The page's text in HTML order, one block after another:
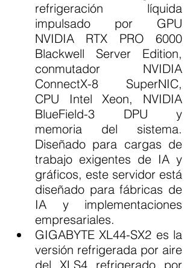
refrigeración líquida
impulsado por GPU
NVIDIA RTX PRO 6000
Blackwell Server Edition,
conmutador NVIDIA
ConnectX-8 SuperNIC,
CPU Intel Xeon, NVIDIA
BlueField-3 DPU y
memoria del sistema.
Diseñado para cargas de
trabajo exigentes de IA y
gráficos, este servidor está
diseñado para fábricas de
IA y implementaciones
empresariales.
GIGABYTE XL44-SX2 es la
versión refrigerada por aire
del XLS4 refrigerado por